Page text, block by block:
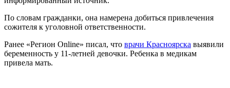
По словам гражданки, она намерена добиться привлечения
сожителя к уголовной ответственности.
Ранее «Регион Online» писал, что врачи Красноярска выявили
беременность у 11-летней девочки. Ребенка в медикам
привела мать.